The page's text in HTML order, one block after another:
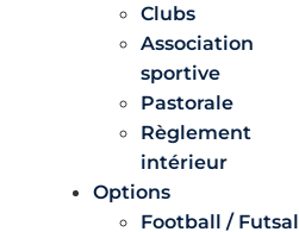
Clubs
Association
sportive
Pastorale
Règlement
intérieur
Options
Football / Futsal